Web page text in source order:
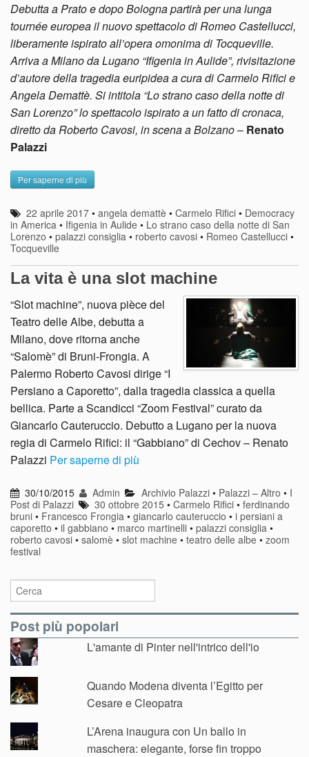
Debutta a Prato e dopo Bologna partirà per una lunga
tournée europea il nuovo spettacolo di Romeo Castellucci,
liberamente ispirato all’opera omonima di Tocqueville.
Arriva a Milano da Lugano “Ifigenia in Aulide”, rivisitazione
d’autore della tragedia euripidea a cura di Carmelo Rifici e
Angela Demattè. Si intitola “Lo strano caso della notte di
San Lorenzo” lo spettacolo ispirato a un fatto di cronaca,
diretto da Roberto Cavosi, in scena a Bolzano– Renato
Palazzi
Per saperne di più
22 aprile 2017 •angela demattè •Carmelo Rifici • Democracy
in America • Ifigenia in Aulide • Lo strano caso della notte di San
Lorenzo • palazzi consiglia • roberto cavosi • Romeo Castellucci •
Tocqueville
La vita è una slot machine
“Slot machine”, nuova pièce del
Teatro delle Albe, debutta a
Milano, dove ritorna anche
“Salomè” di Bruni-Frongia. A
Palermo Roberto Cavosi dirige “I
Persiano a Caporetto”, dalla tragedia classica a quella
bellica. Parte a Scandicci “Zoom Festival” curato da
Giancarlo Cauteruccio. Debutto a Lugano per la nuova
regia di Carmelo Rifici: il “Gabbiano” di Cechov – Renato
Palazzi Per saperne di più
30/10/2015 Admin Archivio Palazzi• Palazzi – Altro • I
Post di Palazzi
30 ottobre 2015 •Carmelo Rifici •ferdinando
bruni • Francesco Frongia • giancarlo cauteruccio • i persiani a
caporetto • il gabbiano • marco martinelli • palazzi consiglia •
roberto cavosi • salomè • slot machine • teatro delle albe • zoom
festival
Post più popolari
L'amante di Pinter nell'intrico dell'io
Quando Modena diventa l’Egitto per
Cesare e Cleopatra
L’Arena inaugura con Un ballo in
maschera: elegante, forse fin troppo